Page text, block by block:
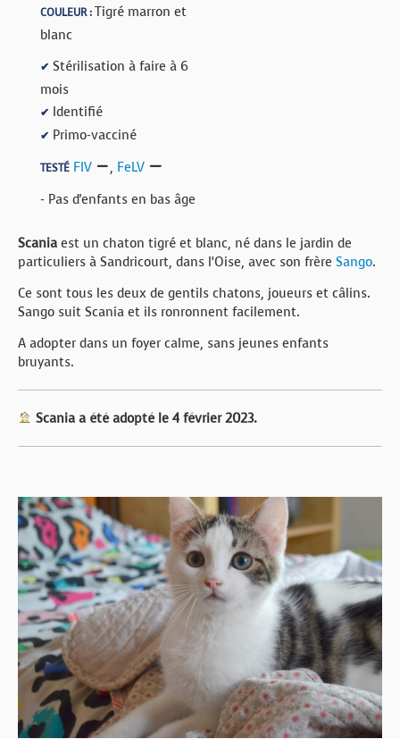
COULEUR :Tigré marron et
blanc
✔ Stérilisation à faire à 6
mois
✔ Identifié
✔ Primo-vacciné
TESTÉ FIV , FeLV
- Pas d'enfants en bas âge
Scania est un chaton tigré et blanc, né dans le jardin de
particuliers à Sandricourt, dans l’Oise, avec son frère Sango.
Ce sont tous les deux de gentils chatons, joueurs et câlins.
Sango suit Scania et ils ronronnent facilement.
A adopter dans un foyer calme, sans jeunes enfants
bruyants.
Scania a été adopté le 4 février 2023.